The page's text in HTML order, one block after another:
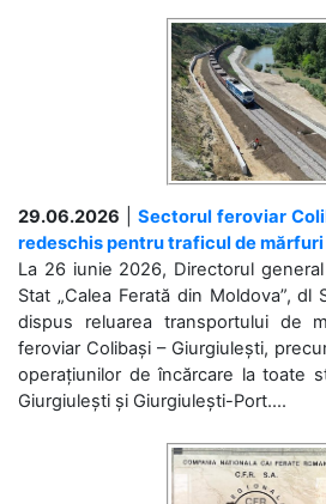
29.06.2026
Sectorul feroviar
redeschis pentru traficul de mărfuri
La 26 iunie 2026, Directorul
Stat „Calea Ferată din Moldova”, dl
dispus reluarea transportului de
feroviar Colibași – Giurgiulești,
operațiunilor de încărcare la toate
Giurgiulești și Giurgiulești-Port....